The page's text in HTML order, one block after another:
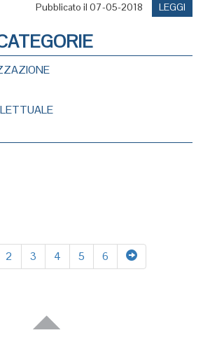
Pubblicato il 07-05-2018 LEGGI
2 3 4 5 6